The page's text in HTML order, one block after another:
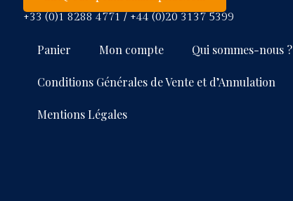
+33 (0)1 8288 4771 / +44 (0)20 3137 5399
Panier Mon compte Qui sommes-nous ?
Conditions Générales de Vente et d’Annulation
Mentions Légales